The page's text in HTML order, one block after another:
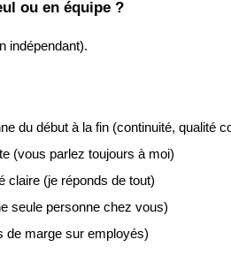
ou en équipe ?
indépendant).
du début à la fin (continuité, qualité
(vous parlez toujours à moi)
claire (je réponds de tout)
seule personne chez vous)
de marge sur employés)